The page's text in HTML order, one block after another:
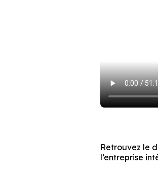
Retrouvez le
l’entreprise